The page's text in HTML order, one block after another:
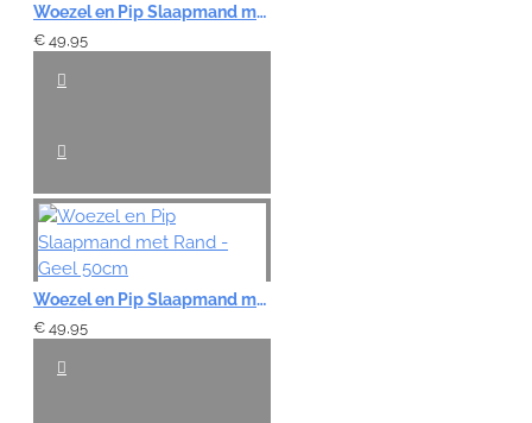
Waardering:
Slecht
Woezel en Pip Slaapmand met Rand - Groen 50cm
€ 49,95
Woezel en Pip Slaapmand met Rand - Geel 50cm
€ 49,95